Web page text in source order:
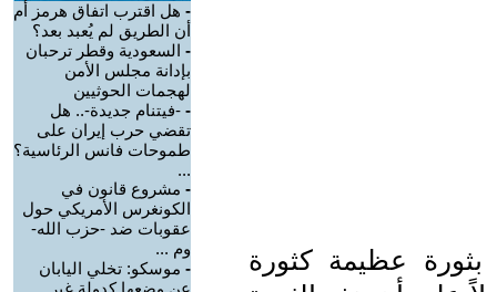
عظيمة كثورة
- هل اقترب اتفاق هرمز أم
أن الطريق لم يُعبد بعد؟
- السعودية وقطر ترحبان
بإدانة مجلس الأمن
لهجمات الحوثيين
- -فيتنام جديدة-.. هل
تقضي حرب إيران على
طموحات فانس الرئاسية؟
...
- مشروع قانون في
الكونغرس الأمريكي حول
عقوبات ضد -حزب الله-
وم ...
- موسكو: تخلي اليابان
عن وضعها كدولة غير